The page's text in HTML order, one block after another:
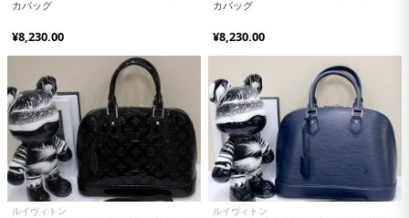
カバッグ
¥8,230.00
カバッグ
¥8,230.00
ルイヴィトン ルイヴィトン